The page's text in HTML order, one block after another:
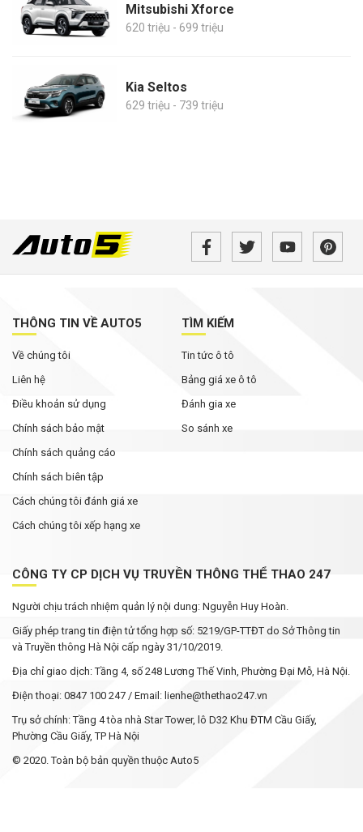
Mitsubishi Xforce
620 triệu - 699 triệu
Kia Seltos
629 triệu - 739 triệu
THÔNG TIN VỀ AUTO5
Về chúng tôi
Liên hệ
Điều khoản sử dụng
Chính sách bảo mật
Chính sách quảng cáo
Chính sách biên tập
Cách chúng tôi đánh giá xe
Cách chúng tôi xếp hạng xe
TÌM KIẾM
Tin tức ô tô
Bảng giá xe ô tô
Đánh gia xe
So sánh xe
CÔNG TY CP DỊCH VỤ TRUYỀN THÔNG THỂ THAO 247
Người chịu trách nhiệm quản lý nội dung: Nguyễn Huy Hoàn.
Giấy phép trang tin điện tử tổng hợp số: 5219/GP-TTĐT do Sở Thông tin
và Truyền thông Hà Nội cấp ngày 31/10/2019.
Địa chỉ giao dịch: Tầng 4, số 248 Lương Thế Vinh, Phường Đại Mỗ, Hà Nội.
Điện thoại: 0847 100 247 / Email: lienhe@thethao247.vn
Trụ sở chính: Tầng 4 tòa nhà Star Tower, lô D32 Khu ĐTM Cầu Giấy,
Phường Cầu Giấy, TP Hà Nội
© 2020. Toàn bộ bản quyền thuộc Auto5